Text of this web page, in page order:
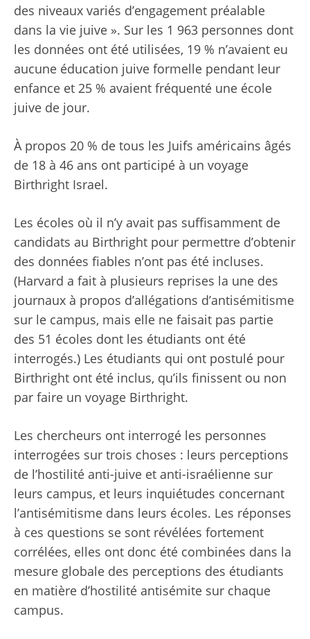
des niveaux variés d’engagement préalable
dans la vie juive ». Sur les 1 963 personnes dont
les données ont été utilisées, 19 % n’avaient eu
aucune éducation juive formelle pendant leur
enfance et 25 % avaient fréquenté une école
juive de jour.
À propos 20 % de tous les Juifs américains âgés
de 18 à 46 ans ont participé à un voyage
Birthright Israel.
Les écoles où il n’y avait pas suffisamment de
candidats au Birthright pour permettre d’obtenir
des données fiables n’ont pas été incluses.
(Harvard a fait à plusieurs reprises la une des
journaux à propos d’allégations d’antisémitisme
sur le campus, mais elle ne faisait pas partie
des 51 écoles dont les étudiants ont été
interrogés.) Les étudiants qui ont postulé pour
Birthright ont été inclus, qu’ils finissent ou non
par faire un voyage Birthright.
Les chercheurs ont interrogé les personnes
interrogées sur trois choses : leurs perceptions
de l’hostilité anti-juive et anti-israélienne sur
leurs campus, et leurs inquiétudes concernant
l’antisémitisme dans leurs écoles. Les réponses
à ces questions se sont révélées fortement
corrélées, elles ont donc été combinées dans la
mesure globale des perceptions des étudiants
en matière d’hostilité antisémite sur chaque
campus.